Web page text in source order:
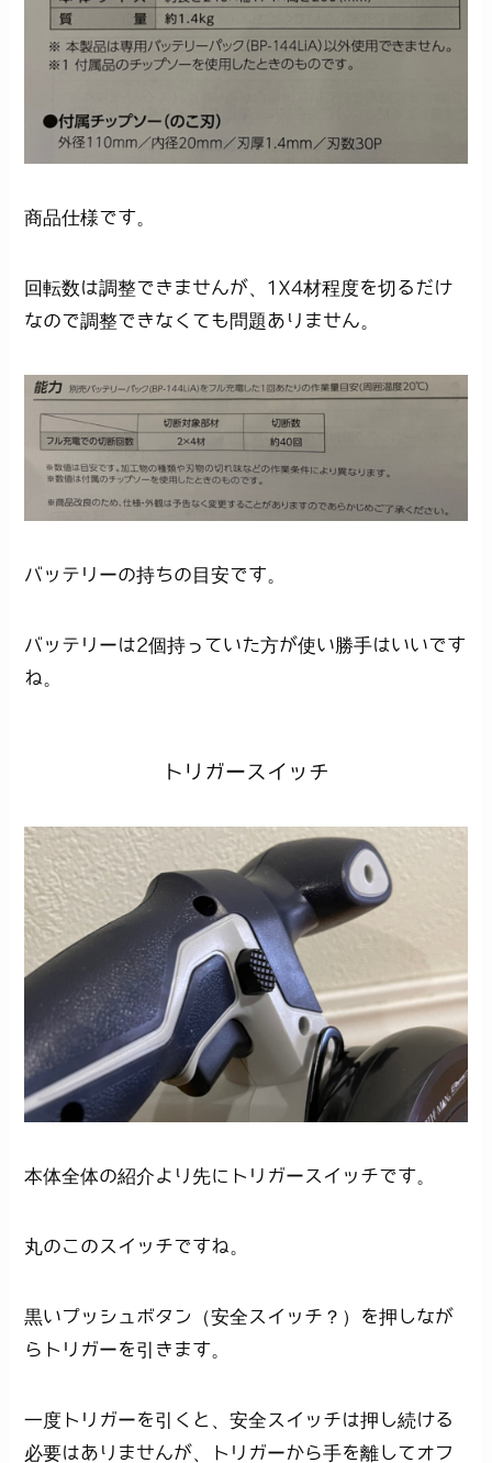
商品仕様です。
回転数は調整できませんが、1X4材程度を切るだけ
なので調整できなくても問題ありません。
バッテリーの持ちの目安です。
バッテリーは2個持っていた方が使い勝手はいいです
ね。
トリガースイッチ
本体全体の紹介より先にトリガースイッチです。
丸のこのスイッチですね。
黒いプッシュボタン（安全スイッチ？）を押しなが
らトリガーを引きます。
一度トリガーを引くと、安全スイッチは押し続ける
必要はありませんが、トリガーから手を離してオフ